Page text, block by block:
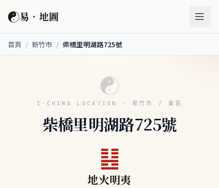
☯易．地圖
首頁 / 新竹市 / 柴橋里明湖路725號
☯
I-CHING LOCATION · 新竹市 / 東區
柴橋里明湖路725號
䷣
地火明夷